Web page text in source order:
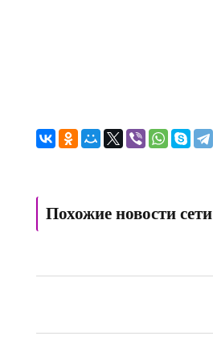
Похожие новости сети